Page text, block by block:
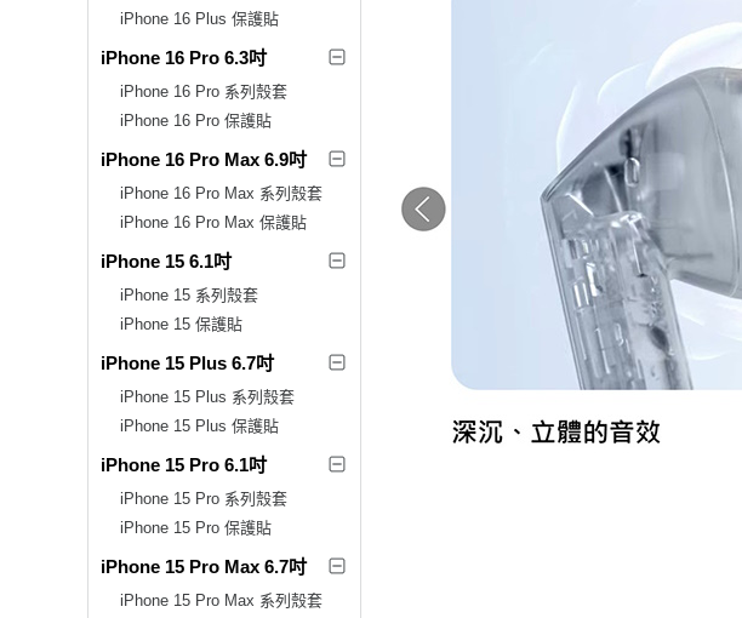
iPhone 16 Plus 保護貼
iPhone 16 Pro 6.3吋
iPhone 16 Pro 系列殼套
iPhone 16 Pro 保護貼
iPhone 16 Pro Max 6.9吋
iPhone 16 Pro Max 系列殼套
iPhone 16 Pro Max 保護貼
iPhone 15 6.1吋
iPhone 15 系列殼套
iPhone 15 保護貼
iPhone 15 Plus 6.7吋
iPhone 15 Plus 系列殼套
iPhone 15 Plus 保護貼
iPhone 15 Pro 6.1吋
iPhone 15 Pro 系列殼套
iPhone 15 Pro 保護貼
iPhone 15 Pro Max 6.7吋
iPhone 15 Pro Max 系列殼套